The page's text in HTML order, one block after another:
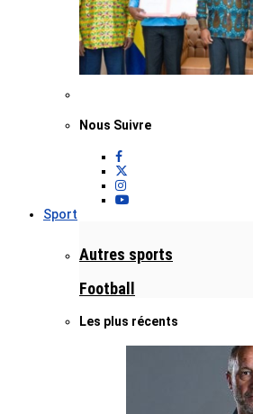
Nous Suivre
Sport
Autres sports
Football
Les plus récents